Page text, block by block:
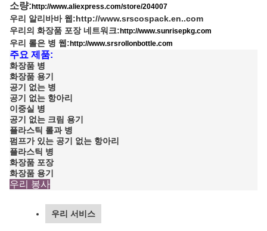
소량: http://www.aliexpress.com/store/204007
우리 알리바바 웹:http://www.srscospack.en..com
우리의 화장품 포장 네트워크: http://www.sunrisepkg.com
우리 롤은 병 웹: http://www.srsrollonbottle.com
주요 제품:
화장품 병
화장품 용기
공기 없는 병
공기 없는 항아리
이중실 병
공기 없는 크림 용기
플라스틱 롤과 병
펌프가 있는 공기 없는 항아리
플라스틱 병
화장품 포장
화장품 용기
우리 봉사
우리 서비스